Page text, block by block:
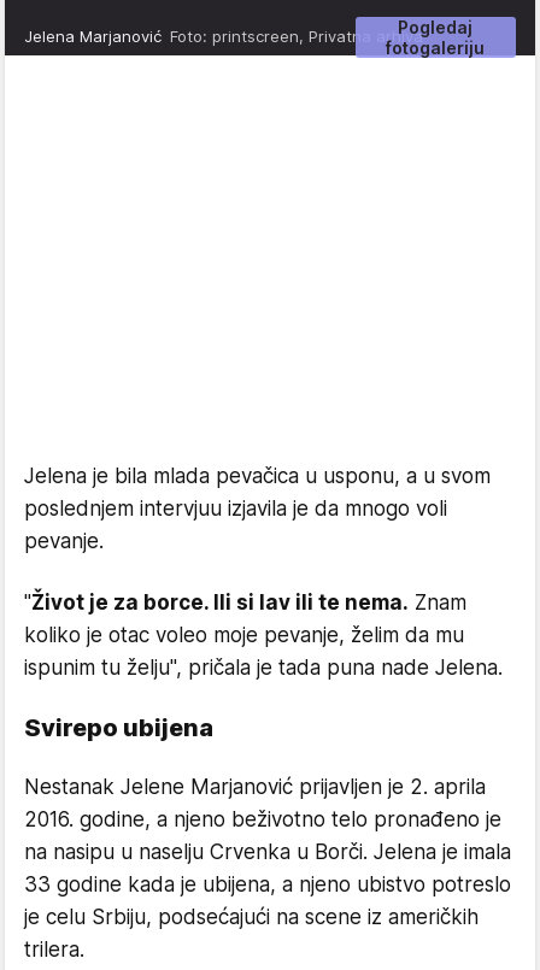
Pogledaj
fotogaleriju
Jelena Marjanović Foto: printscreen, Privatna arhiva
Jelena je bila mlada pevačica u usponu, a u svom
poslednjem intervjuu izjavila je da mnogo voli
pevanje.
"Život je za borce. Ili si lav ili te nema. Znam
koliko je otac voleo moje pevanje, želim da mu
ispunim tu želju", pričala je tada puna nade Jelena.
Svirepo ubijena
Nestanak Jelene Marjanović prijavljen je 2. aprila
2016. godine, a njeno beživotno telo pronađeno je
na nasipu u naselju Crvenka u Borči. Jelena je imala
33 godine kada je ubijena, a njeno ubistvo potreslo
je celu Srbiju, podsećajući na scene iz američkih
trilera.